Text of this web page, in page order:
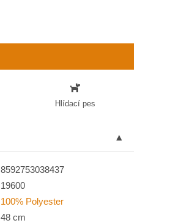
Hlídací pes
8592753038437
19600
100% Polyester
48 cm